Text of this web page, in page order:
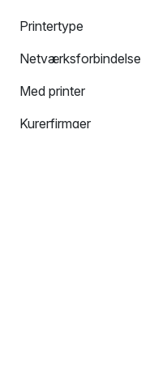
Printertype
Netværksforbindelse
Med printer
Kurerfirmaer